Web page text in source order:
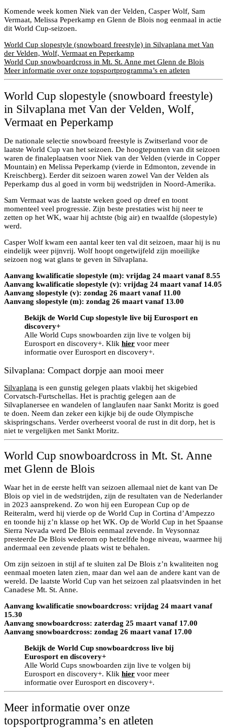
Komende week komen Niek van der Velden, Casper Wolf, Sam
Vermaat, Melissa Peperkamp en Glenn de Blois nog eenmaal in actie
dit World Cup-seizoen.
World Cup slopestyle (snowboard freestyle) in Silvaplana met Van
der Velden, Wolf, Vermaat en Peperkamp
World Cup snowboardcross in Mt. St. Anne met Glenn de Blois
Meer informatie over onze topsportprogramma’s en atleten
World Cup slopestyle (snowboard freestyle)
in Silvaplana met Van der Velden, Wolf,
Vermaat en Peperkamp
De nationale selectie snowboard freestyle is Zwitserland voor de
laatste World Cup van het seizoen. De hoogtepunten van dit seizoen
waren de finaleplaatsen voor Niek van der Velden (vierde in Copper
Mountain) en Melissa Peperkamp (vierde in Edmonton, zevende in
Kreischberg). Eerder dit seizoen waren zowel Van der Velden als
Peperkamp dus al goed in vorm bij wedstrijden in Noord-Amerika.
Sam Vermaat was de laatste weken goed op dreef en toont
momenteel veel progressie. Zijn beste prestaties wist hij neer te
zetten op het WK, waar hij achtste (big air) en twaalfde (slopestyle)
werd.
Casper Wolf kwam een aantal keer ten val dit seizoen, maar hij is nu
eindelijk weer pijnvrij. Wolf hoopt ongetwijfeld zijn moeilijke
seizoen nog wat glans te geven in Silvaplana.
Aanvang kwalificatie slopestyle (m): vrijdag 24 maart vanaf 8.55
Aanvang kwalificatie slopestyle (v): vrijdag 24 maart vanaf 14.05
Aanvang slopestyle (v): zondag 26 maart vanaf 11.00
Aanvang slopestyle (m): zondag 26 maart vanaf 13.00
Bekijk de World Cup slopestyle live bij Eurosport en
discovery+
Alle World Cups snowboarden zijn live te volgen bij
Eurosport en discovery+. Klik hier voor meer
informatie over Eurosport en discovery+.
Silvaplana: Compact dorpje aan mooi meer
Silvaplana is een gunstig gelegen plaats vlakbij het skigebied
Corvatsch-Furtschellas. Het is prachtig gelegen aan de
Silvaplanersee en wandelen of langlaufen naar Sankt Moritz is goed
te doen. Neem dan zeker een kijkje bij de oude Olympische
skispringschans. Verder overheerst vooral de rust in dit dorp, het is
niet te vergelijken met Sankt Moritz.
World Cup snowboardcross in Mt. St. Anne
met Glenn de Blois
Waar het in de eerste helft van seizoen allemaal niet de kant van De
Blois op viel in de wedstrijden, zijn de resultaten van de Nederlander
in 2023 aansprekend. Zo won hij een European Cup op de
Reiteralm, werd hij vierde op de World Cup in Cortina d’Ampezzo
en toonde hij z’n klasse op het WK. Op de World Cup in het Spaanse
Sierra Nevada werd De Blois eenmaal zevende. In Veysonnaz
presteerde De Blois wederom op hetzelfde hoge niveau, waarmee hij
andermaal een zevende plaats wist te behalen.
Om zijn seizoen in stijl af te sluiten zal De Blois z’n kwaliteiten nog
eenmaal moeten laten zien, maar dan wel aan de andere kant van de
wereld. De laatste World Cup van het seizoen zal plaatsvinden in het
Canadese Mt. St. Anne.
Aanvang kwalificatie snowboardcross: vrijdag 24 maart vanaf
15.30
Aanvang snowboardcross: zaterdag 25 maart vanaf 17.00
Aanvang snowboardcross: zondag 26 maart vanaf 17.00
Bekijk de World Cup snowboardcross live bij
Eurosport en discovery+
Alle World Cups snowboarden zijn live te volgen bij
Eurosport en discovery+. Klik hier voor meer
informatie over Eurosport en discovery+.
Meer informatie over onze
topsportprogramma’s en atleten